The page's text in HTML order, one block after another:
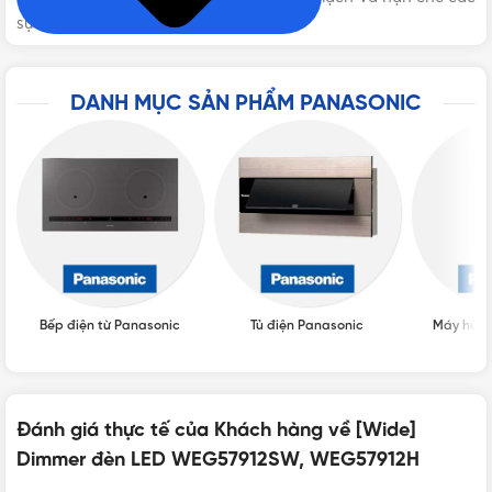
XUẤT XỨ
ĐÓNG GÓI 10 cái/hộp, 20 cái/thùng
sự cố tối ưu nhất.
DANH MỤC SẢN PHẨM PANASONIC
Bếp điện từ Panasonic Tủ điện Panasonic Máy hút
Đánh giá thực tế của Khách hàng về [Wide]
Dimmer đèn LED WEG57912SW, WEG57912H